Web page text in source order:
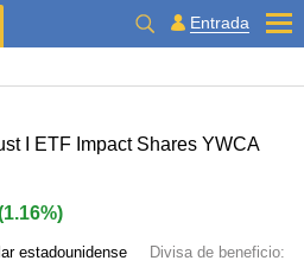
Entrada
I ETF Impact Shares YWCA
1.16%)
estadounidense
Divisa de beneficio: